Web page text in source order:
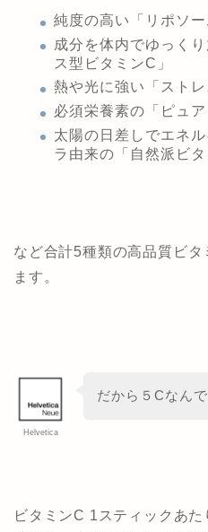
純度の高い「リポソー
成分を体内でゆっく
ス型ビタミンC」
熱や光に強い「ストレ
必須栄養素の「ピュア
太陽の日差しでエネ
ラ由来の「自然派ビタ
など合計5種類の高品質ビ
ます。
Helvetica
だから５Cなんで
ビタミンC 1スティックあた